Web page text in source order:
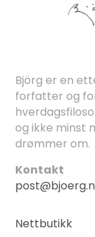
Björg er en
forfatter og
og ikke minst
drømmer om.
Kontakt
Nettbutikk